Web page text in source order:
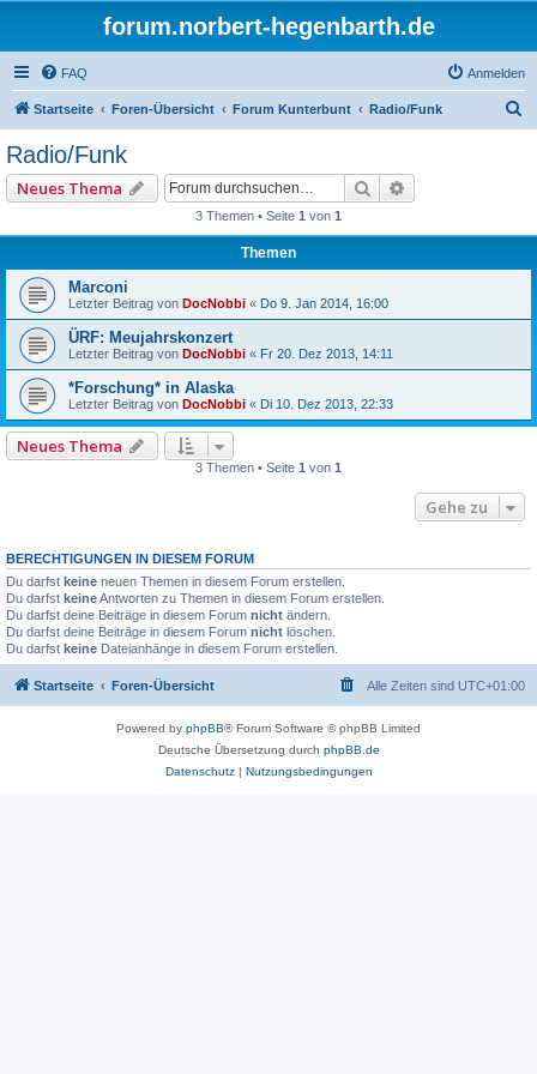
forum.norbert-hegenbarth.de
FAQ Anmelden
Startseite Foren-Übersicht Forum Kunterbunt Radio/Funk
Radio/Funk
Neues Thema Suche
3 Themen • Seite 1 von 1
Themen
Marconi
Letzter Beitrag von DocNobbi « Do 9. Jan 2014, 16:00
ÜRF: Meujahrskonzert
Letzter Beitrag von DocNobbi « Fr 20. Dez 2013, 14:11
*Forschung* in Alaska
Letzter Beitrag von DocNobbi « Di 10. Dez 2013, 22:33
Neues Thema
3 Themen • Seite 1 von 1
Gehe zu
BERECHTIGUNGEN IN DIESEM FORUM
Du darfst keine neuen Themen in diesem Forum erstellen.
Du darfst keineAntworten zu Themen in diesem Forum erstellen.
Du darfst deine Beiträge in diesem Forum nicht ändern.
Du darfst deine Beiträge in diesem Forum nicht löschen.
Du darfst keine Dateianhänge in diesem Forum erstellen.
Startseite Foren-Übersicht Alle Zeiten sind UTC+01:00
Powered by phpBB® Forum Software © phpBB Limited
Deutsche Übersetzung durch phpBB.de
Datenschutz| Nutzungsbedingungen